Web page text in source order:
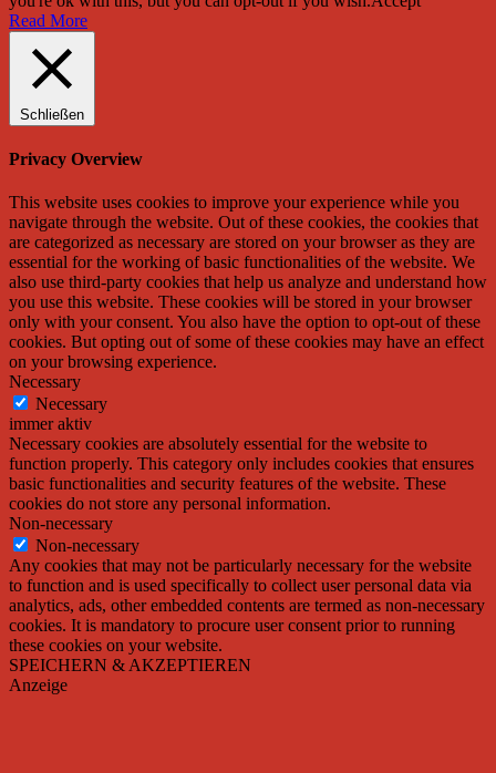
Read More
Schließen
Privacy Overview
This website uses cookies to improve your experience while you
navigate through the website. Out of these cookies, the cookies that
are categorized as necessary are stored on your browser as they are
essential for the working of basic functionalities of the website. We
also use third-party cookies that help us analyze and understand how
you use this website. These cookies will be stored in your browser
only with your consent. You also have the option to opt-out of these
cookies. But opting out of some of these cookies may have an effect
on your browsing experience.
Necessary
Necessary
immer aktiv
Necessary cookies are absolutely essential for the website to
function properly. This category only includes cookies that ensures
basic functionalities and security features of the website. These
cookies do not store any personal information.
Non-necessary
Non-necessary
Any cookies that may not be particularly necessary for the website
to function and is used specifically to collect user personal data via
analytics, ads, other embedded contents are termed as non-necessary
cookies. It is mandatory to procure user consent prior to running
these cookies on your website.
SPEICHERN & AKZEPTIEREN
Anzeige